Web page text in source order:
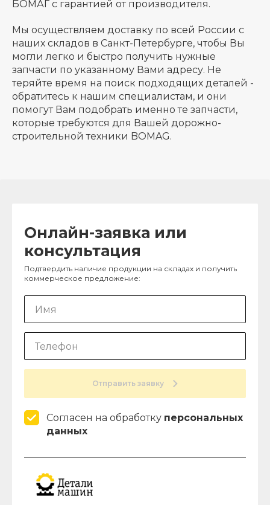
БОМАГ с гарантией от производителя.
Мы осуществляем доставку по всей России с
наших складов в Санкт-Петербурге, чтобы Вы
могли легко и быстро получить нужные
запчасти по указанному Вами адресу. Не
теряйте время на поиск подходящих деталей -
обратитесь к нашим специалистам, и они
помогут Вам подобрать именно те запчасти,
которые требуются для Вашей дорожно-
строительной техники BOMAG.
Онлайн-заявка или
консультация
Подтвердить наличие продукции на складах и получить
коммерческое предложение:
Отправить заявку
Согласен на обработку персональных
данных